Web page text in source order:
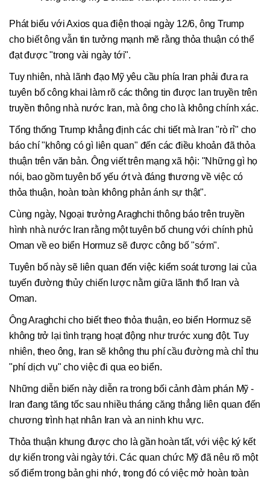
Phát biểu với Axios qua điện thoại ngày 12/6, ông Trump
cho biết ông vẫn tin tưởng mạnh mẽ rằng thỏa thuận có thể
đạt được "trong vài ngày tới".
Tuy nhiên, nhà lãnh đạo Mỹ yêu cầu phía Iran phải đưa ra
tuyên bố công khai làm rõ các thông tin được lan truyền trên
truyền thông nhà nước Iran, mà ông cho là không chính xác.
Tổng thống Trump khẳng định các chi tiết mà Iran "rò rỉ" cho
báo chí "không có gì liên quan" đến các điều khoản đã thỏa
thuận trên văn bản. Ông viết trên mạng xã hội: "Những gì họ
nói, bao gồm tuyên bố yếu ớt và đáng thương về việc có
thỏa thuận, hoàn toàn không phản ánh sự thật".
Cùng ngày, Ngoại trưởng Araghchi thông báo trên truyền
hình nhà nước Iran rằng một tuyên bố chung với chính phủ
Oman về eo biển Hormuz sẽ được công bố "sớm".
Tuyên bố này sẽ liên quan đến việc kiểm soát tương lai của
tuyến đường thủy chiến lược nằm giữa lãnh thổ Iran và
Oman.
Ông Araghchi cho biết theo thỏa thuận, eo biển Hormuz sẽ
không trở lại tình trạng hoạt động như trước xung đột. Tuy
nhiên, theo ông, Iran sẽ không thu phí cầu đường mà chỉ thu
"phí dịch vụ" cho việc đi qua eo biển.
Những diễn biến này diễn ra trong bối cảnh đàm phán Mỹ -
Iran đang tăng tốc sau nhiều tháng căng thẳng liên quan đến
chương trình hạt nhân Iran và an ninh khu vực.
Thỏa thuận khung được cho là gần hoàn tất, với việc ký kết
dự kiến trong vài ngày tới. Các quan chức Mỹ đã nêu rõ một
số điểm trong bản ghi nhớ, trong đó có việc mở hoàn toàn